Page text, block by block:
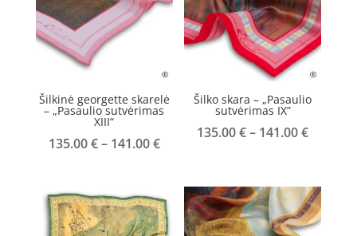
Šilkinė georgette skarelė
– „Pasaulio sutvėrimas
XIII“
135.00€– 141.00€Price
135.00 €
through
141.00 €
Šilko skara – „Pasaulio
sutvėrimas IX”
135.00€– 141.00€Price
through
141.00 €